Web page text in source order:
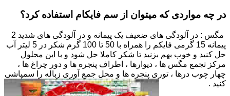
در چه مواردی که میتوان از سم فایکام استفاده کرد؟
مگس : در آلودگی های ضعیف یک پیمانه و در آلودگی های شدید 2
پیمانه 15 گرمی فایکم را همراه با 50 تا 100 گرم شکر در 5 لیتر آب
حل کنید و خوب بهم بزنید تا شکر کاملا حل شود و با این محلول
مرکز تجمع مگس ها ، دیوارها ، اطراف پنجره ها و دور چراغ ها ،
چهار چوب درها ، توری پنجره ها و محل جمع آوری زباله را سمپاشی
کنید .